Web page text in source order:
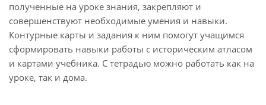
полученные на уроке знания, закрепляют и
совершенствуют необходимые умения и навыки.
Контурные карты и задания к ним помогут учащимся
сформировать навыки работы с историческим атласом
и картами учебника. С тетрадью можно работать как на
уроке, так и дома.